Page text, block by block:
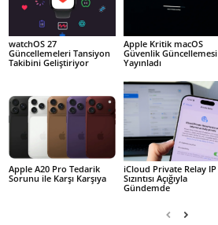
watchOS 27
Güncellemeleri Tansiyon
Takibini Geliştiriyor
Apple Kritik macOS
Güvenlik Güncellemesi
Yayınladı
Apple A20 Pro Tedarik
Sorunu ile Karşı Karşıya
iCloud Private Relay IP
Sızıntısı Açığıyla
Gündemde